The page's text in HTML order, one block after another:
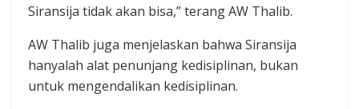
Siransija tidak akan bisa,” terang AW Thalib.
AW Thalib juga menjelaskan bahwa Siransija
hanyalah alat penunjang kedisiplinan, bukan
untuk mengendalikan kedisiplinan.